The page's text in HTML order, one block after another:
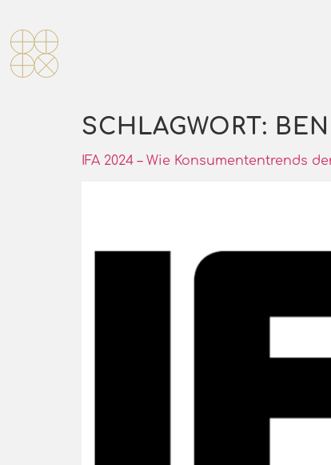
SCHLAGWORT:
IFA 2024 – Wie Konsumententrends